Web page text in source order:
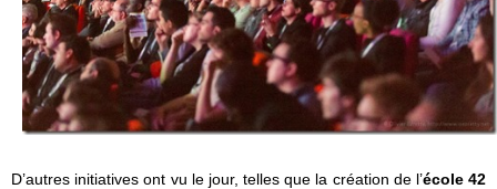
D’autres initiatives ont vu le jour, telles que la création de l’école 42